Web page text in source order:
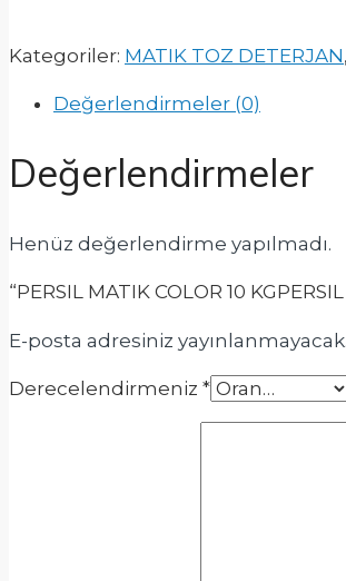
Kategoriler: MATIK TOZ DETERJAN,
Değerlendirmeler (0)
Değerlendirmeler
Henüz değerlendirme yapılmadı.
“PERSIL MATIK COLOR 10
E-posta adresiniz yayınlanmayacak.
Derecelendirmeniz *